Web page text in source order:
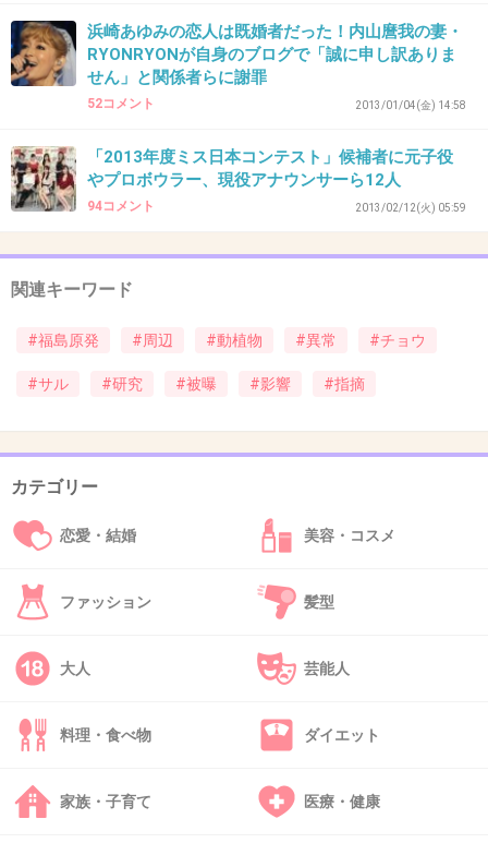
悲しいな。
福島は農業とか漁業やってた人多くて、震災で
仕事失って、今はまだ放射能検査も頑張ってや
って、出荷してるけど、こんなのニュースにな
ったら、また仕事できなくなっちゃうんだろう
なと思う。
ら、福島産のものを食べてほしいとか言わない
うまくいってない人に対して、いたわってあげ
てほしい。
+108 -12
38. 匿名 2013/04/04(木) 16:40:11
東電だけの責任ではなく、その時首相だった、
菅直人はもっと責任をとわれていいはずだと思
う。
なぜか反原発を訴えて被害者ヅラしてるのがイ
タイ。
n-kan.jp
菅直人の公式サイトです。「原発に依存しないですむ日本と世界を実現す
浜崎あゆみの恋人は既婚者だった！内山麿我の妻・
RYONRYONが自身のブログで「誠に申し訳ありま
せん」と関係者らに謝罪
52コメント 2013/01/04(金) 14:58
「2013年度ミス日本コンテスト」候補者に元子役
やプロボウラー、現役アナウンサーら12人
94コメント 2013/02/12(火) 05:59
関連キーワード
#福島原発 #周辺 #動植物 #異常 #チョウ
#サル #研究 #被曝 #影響 #指摘
カテゴリー
恋愛・結婚 美容・コスメ
ファッション 髪型
大人 芸能人
料理・食べ物 ダイエット
家族・子育て 医療・健康